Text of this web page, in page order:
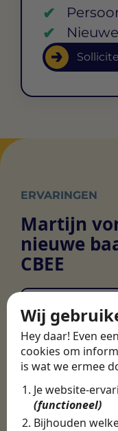
Wij
Hey daar! Even
cookies om
is wat we ermee
Je website-
(functioneel)
Bijhouden
ERVARINGEN
Martijn
nieuwe
CBEE
Door
makkelijke,
een hele leuke
veel nieuwe
Martijn
Certinia